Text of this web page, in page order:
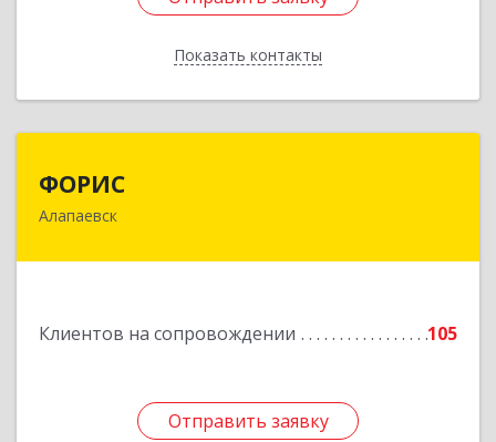
Показать контакты
Назад
ФОРИС
Алапаевск
Клиентов на сопровождении 105
Отправить заявку
624601, Свердловская обл, Алапаевск г, Ленина
Отправить заявку